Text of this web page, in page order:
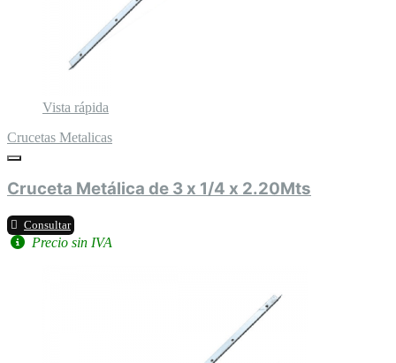
Vista rápida
Crucetas Metalicas
Cruceta Metálica de 3 x 1/4 x 2.20Mts
Consultar
Precio sin IVA